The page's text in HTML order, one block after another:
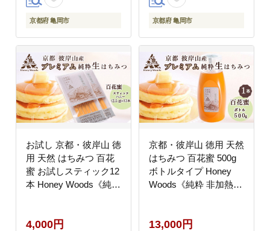
京都府 亀岡市
熱 国産 完熟 無添加 生
はちみつ ギフト プレゼ
り
京都府 亀岡市
お試し 京都・彼岸山 徳
用 天然 はちみつ 百花
蜜 お試しスティック12
本 Honey Woods《純粋
蜂蜜 健康 ダイエット》
4,000円
京都・彼岸山 徳用 天然
はちみつ 百花蜜 500g
ボトルタイプ Honey
Woods《純粋 非加熱
康 ダイエット》訳あり
13,000円